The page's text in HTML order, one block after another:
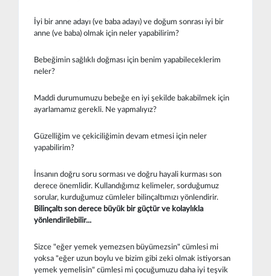
İyi bir anne adayı (ve baba adayı) ve doğum sonrası iyi bir
anne (ve baba) olmak için neler yapabilirim?
Bebeğimin sağlıklı doğması için benim yapabileceklerim
neler?
Maddi durumumuzu bebeğe en iyi şekilde bakabilmek için
ayarlamamız gerekli. Ne yapmalıyız?
Güzelliğim ve çekiciliğimin devam etmesi için neler
yapabilirim?
İnsanın doğru soru sorması ve doğru hayali kurması son
derece önemlidir. Kullandığımız kelimeler, sorduğumuz
sorular, kurduğumuz cümleler bilinçaltımızı yönlendirir.
Bilinçaltı son derece büyük bir güçtür ve kolaylıkla
yönlendirilebilir...
Sizce "eğer yemek yemezsen büyümezsin" cümlesi mi
yoksa "eğer uzun boylu ve bizim gibi zeki olmak istiyorsan
yemek yemelisin" cümlesi mi çocuğumuzu daha iyi teşvik